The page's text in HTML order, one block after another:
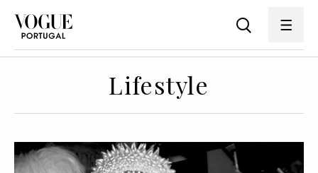
Lifestyle